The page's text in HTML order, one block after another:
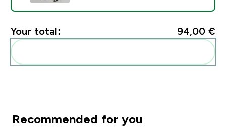
Your total: 94,00 €‎
Recommended for you